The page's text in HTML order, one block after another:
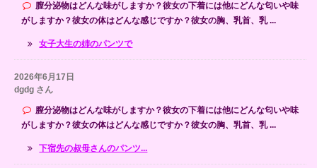
膣分泌物はどんな味がしますか？彼女の下着には他にどんな匂いや味
がしますか？彼女の体はどんな感じですか？彼女の胸、乳首、乳 ...
女子大生の姉のパンツで
2026年6月17日
dgdg さん
膣分泌物はどんな味がしますか？彼女の下着には他にどんな匂いや味
がしますか？彼女の体はどんな感じですか？彼女の胸、乳首、乳 ...
下宿先の叔母さんのパンツ...